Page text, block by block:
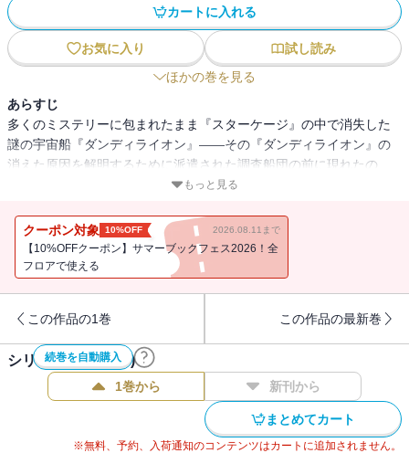
カートに入れる
お気に入り
試し読み
ほかの巻を見る
あらすじ
多くのミステリーに包まれたまま『スターケージ』の中で消失した
謎の宇宙船『ダンディライオン』――その『ダンディライオン』の
消えた原因を解明するために派遣された調査船団の前に現れたの
は、洋子の乗る特一級打撃戦艦TA-29そっくりの『幽霊船』だっ
新しいライバル=フェイズ2チームも勢ぞろいする、お祭り騒ぎの第8
巻。
もっと見る
クーポン対象 10%OFF 2026.08.11まで
【10%OFFクーポン】サマーブックフェス2026！全
フロアで使える
この作品の1巻 この作品の最新巻
続巻を自動購入
シリーズ作品(12件)
1巻から 新刊から
まとめてカート
※無料、予約、入荷通知のコンテンツはカートに追加されません。